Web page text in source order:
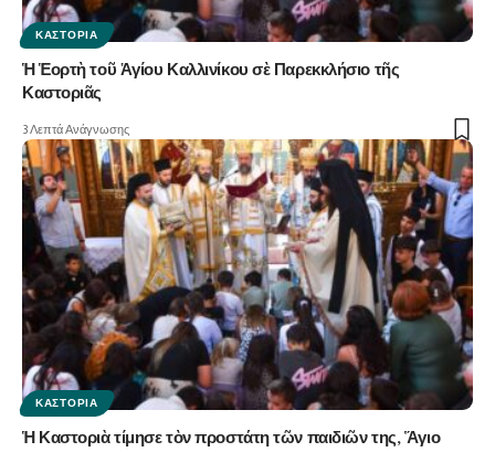
ΚΑΣΤΟΡΙΆ
Ἡ Ἑορτὴ τοῦ Ἁγίου Καλλινίκου σὲ Παρεκκλήσιο τῆς
Καστοριᾶς
3 Λεπτά Ανάγνωσης
ΚΑΣΤΟΡΙΆ
Ἡ Καστοριὰ τίμησε τὸν προστάτη τῶν παιδιῶν της, Ἅγιο